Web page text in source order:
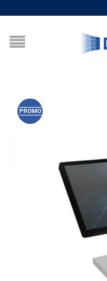
PROMO